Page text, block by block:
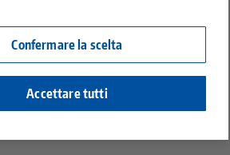
Confermare la scelta
Accettare tutti